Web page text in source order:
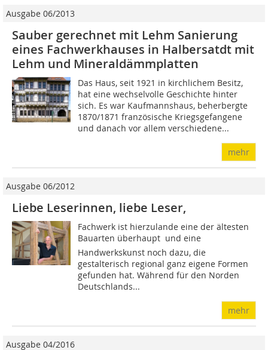
Ausgabe 06/2013
Sauber gerechnet mit Lehm Sanierung
eines Fachwerkhauses in Halbersatdt mit
Lehm und Mineraldämmplatten
Das Haus, seit 1921 in kirchlichem Besitz,
hat eine wechselvolle Geschichte hinter
sich. Es war Kaufmannshaus, beherbergte
1870/1871 französische Kriegsgefangene
und danach vor allem verschiedene...
mehr
Ausgabe 06/2012
Liebe Leserinnen, liebe Leser,
Fachwerk ist hierzulande eine der ältesten
Bauarten überhaupt  und eine
Handwerkskunst noch dazu, die
gestalterisch regional ganz eigene Formen
gefunden hat. Während für den Norden
Deutschlands...
mehr
Ausgabe 04/2016